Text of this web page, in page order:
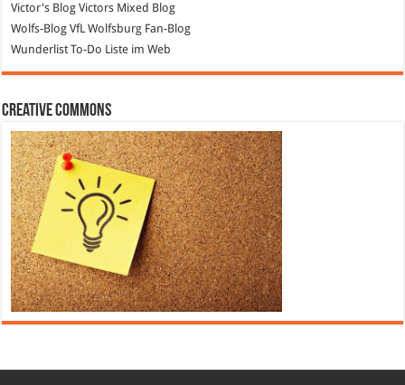
Victor's Blog Victors Mixed Blog
Wolfs-Blog VfL Wolfsburg Fan-Blog
WunderlistTo-Do Liste im Web
Creative Commons